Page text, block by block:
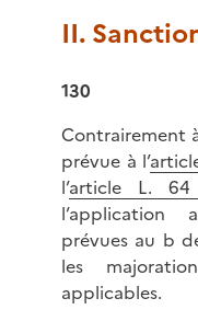
II.
130
Contrairement
prévue à l’
l’article L.
l’application
prévues au b
les
applicables.